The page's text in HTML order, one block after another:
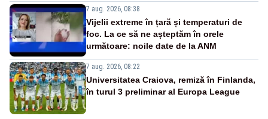
7 aug. 2026, 08:38
Vijelii extreme în țară și temperaturi de
foc. La ce să ne așteptăm în orele
următoare: noile date de la ANM
7 aug. 2026, 08:22
Universitatea Craiova, remiză în Finlanda,
în turul 3 preliminar al Europa League